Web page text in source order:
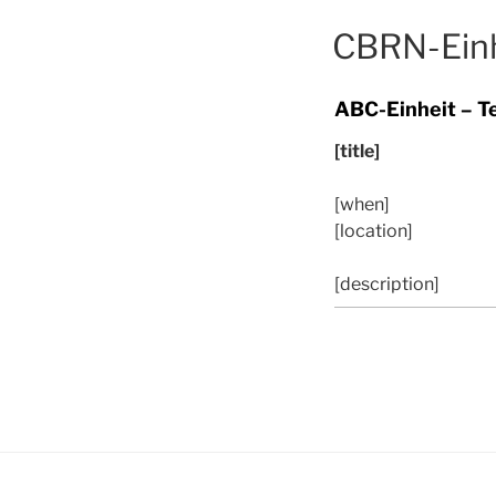
CBRN-
ABC-Einheit –
[title]
[when]
[location]
[description]